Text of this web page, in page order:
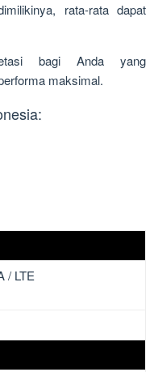
rata-rata dapat
bagi Anda yang
maksimal.
/ LTE